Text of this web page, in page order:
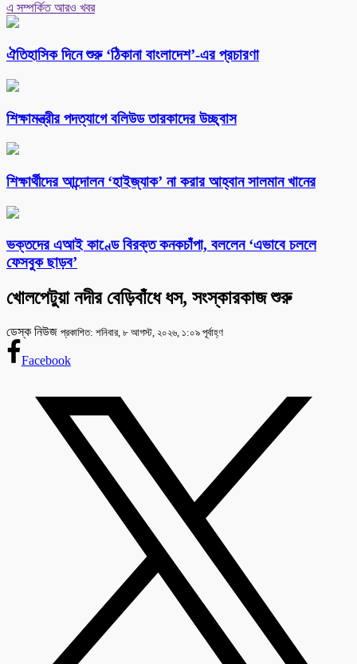
এ সম্পর্কিত আরও খবর
ঐতিহাসিক দিনে শুরু ‘ঠিকানা বাংলাদেশ’-এর প্রচারণা
শিক্ষামন্ত্রীর পদত্যাগে বলিউড তারকাদের উচ্ছ্বাস
শিক্ষার্থীদের আন্দোলন ‘হাইজ্যাক’ না করার আহ্বান সালমান খানের
ভক্তদের এআই কাণ্ডে বিরক্ত কনকচাঁপা, বললেন ‘এভাবে চললে
ফেসবুক ছাড়ব’
খোলপেটুয়া নদীর বেড়িবাঁধে ধস, সংস্কারকাজ শুরু
ডেস্ক নিউজ প্রকাশিত: শনিবার, ৮ আগস্ট, ২০২৬, ১:০৯ পূর্বাহ্ণ
Facebook